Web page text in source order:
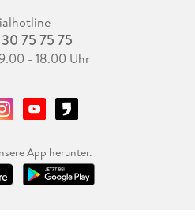
75 75 75
- 18.00 Uhr
App herunter.